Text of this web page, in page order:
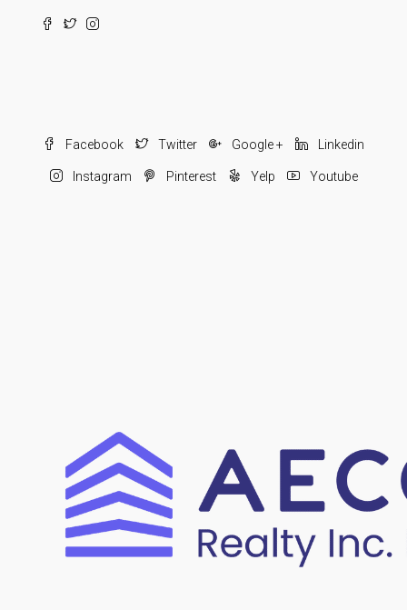
Facebook Twitter Google + Linkedin
Instagram Pinterest Yelp Youtube